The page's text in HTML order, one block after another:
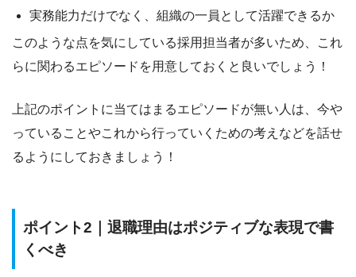
実務能力だけでなく、組織の一員として活躍できるか
このような点を気にしている採用担当者が多いため、
これ
らに関わるエピソードを用意しておくと良いでしょう！
上記のポイントに当てはまるエピソードが無い人は、 今や
っていることやこれから行っていくための考えなどを話せ
るようにしておきましょう！
ポイント2｜退職理由はポジティブな表現で書
くべき